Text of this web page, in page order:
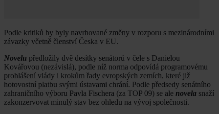
Podle kritiků by byly navrhované změny v rozporu s mezinárodními
závazky včetně členství Česka v EU.
Novelu předložily dvě desítky senátorů v čele s Danielou
Kovářovou (nezávislá), podle níž norma odpovídá programovému
prohlášení vlády i krokům řady evropských zemích, které již
hotovostní platbu svými ústavami chrání. Podle předsedy senátního
zahraničního výboru Pavla Fischera (za TOP 09) se ale novela snaží
zakonzervovat minulý stav bez ohledu na vývoj společnosti.